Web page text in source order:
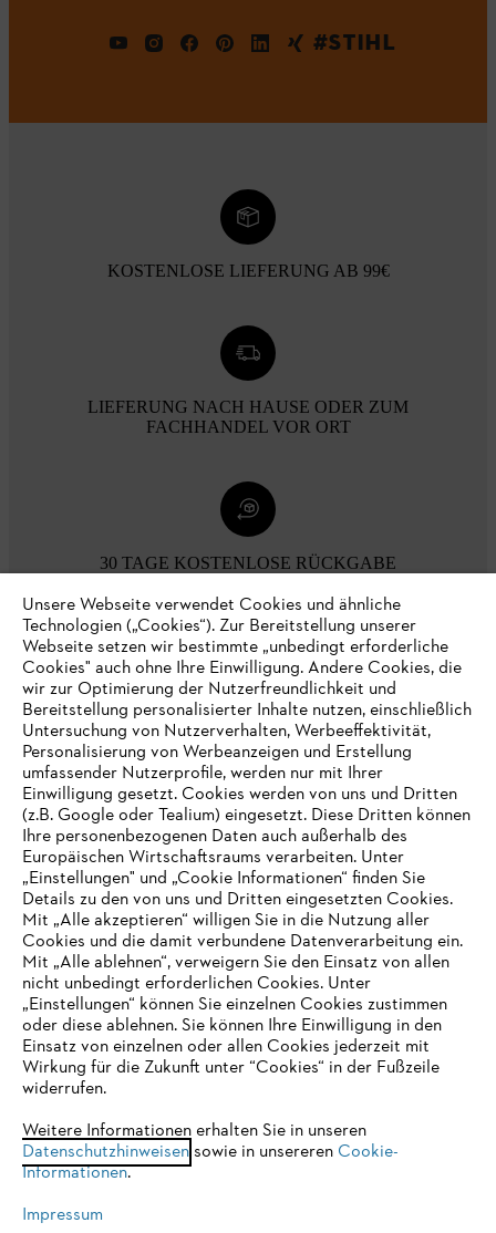
#STIHL
KOSTENLOSE LIEFERUNG AB 99€
LIEFERUNG NACH HAUSE ODER ZUM
FACHHANDEL VOR ORT
30 TAGE KOSTENLOSE RÜCKGABE
Zahlungsmöglichkeiten
Unternehmen
Online Shop
Service
Allgemeine Geschäftsbedingungen
IHR BROWSER WIRD NICHT
UNTERSTÜTZT
eine optimale Nutzung unserer Seite empfehlen wir Ihnen, zu
einem der folgenden Browser zu wechseln:
Unsere Webseite verwendet Cookies und ähnliche
Technologien („Cookies“). Zur Bereitstellung unserer
Webseite setzen wir bestimmte „unbedingt erforderliche
Cookies" auch ohne Ihre Einwilligung. Andere Cookies, die
wir zur Optimierung der Nutzerfreundlichkeit und
Bereitstellung personalisierter Inhalte nutzen, einschließlich
Untersuchung von Nutzerverhalten, Werbeeffektivität,
Personalisierung von Werbeanzeigen und Erstellung
umfassender Nutzerprofile, werden nur mit Ihrer
Einwilligung gesetzt. Cookies werden von uns und Dritten
(z.B. Google oder Tealium) eingesetzt. Diese Dritten können
Ihre personenbezogenen Daten auch außerhalb des
Europäischen Wirtschaftsraums verarbeiten. Unter
„Einstellungen" und „Cookie Informationen“ finden Sie
Details zu den von uns und Dritten eingesetzten Cookies.
Mit „Alle akzeptieren“ willigen Sie in die Nutzung aller
Cookies und die damit verbundene Datenverarbeitung ein.
Mit „Alle ablehnen“, verweigern Sie den Einsatz von allen
nicht unbedingt erforderlichen Cookies. Unter
„Einstellungen“ können Sie einzelnen Cookies zustimmen
oder diese ablehnen. Sie können Ihre Einwilligung in den
Einsatz von einzelnen oder allen Cookies jederzeit mit
Wirkung für die Zukunft unter “Cookies“ in der Fußzeile
widerrufen.
Weitere Informationen erhalten Sie in unseren
Datenschutzhinweisensowie in unsereren Cookie-
Informationen.
Impressum